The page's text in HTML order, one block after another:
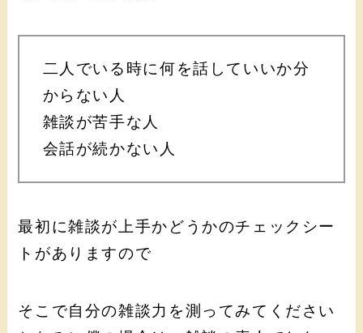
二人でいる時に何を話していいか分
からない人
雑談が苦手な人
会話が続かない人
最初に雑談が上手かどうかのチェックシー
トがありますので
そこで自分の雑談力を測ってみてください